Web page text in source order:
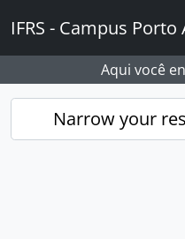
IFRS - Campus Porto
Aqui você
Narrow your